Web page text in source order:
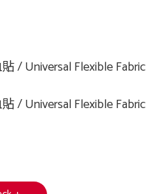
/ Universal Flexible Fabric
/ Universal Flexible Fabric